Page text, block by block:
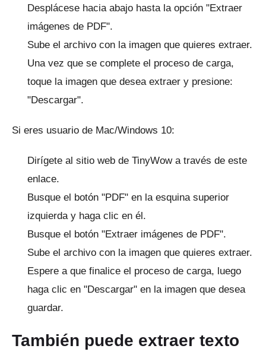
Desplácese hacia abajo hasta la opción "Extraer
imágenes de PDF".
Sube el archivo con la imagen que quieres extraer.
Una vez que se complete el proceso de carga,
toque la imagen que desea extraer y presione:
"Descargar".
Si eres usuario de Mac/Windows 10:
Dirígete al sitio web de TinyWow a través de este
enlace.
Busque el botón "PDF" en la esquina superior
izquierda y haga clic en él.
Busque el botón "Extraer imágenes de PDF".
Sube el archivo con la imagen que quieres extraer.
Espere a que finalice el proceso de carga, luego
haga clic en "Descargar" en la imagen que desea
guardar.
También puede extraer texto